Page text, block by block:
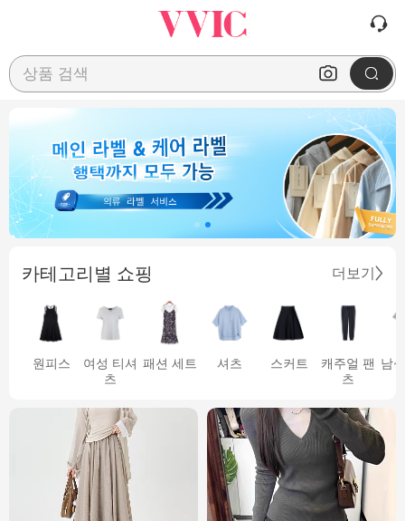
상품 검색
카테고리별 쇼핑 더보기
원피스
여성 티셔
츠
패션 세트 셔츠 스커트
캐주얼 팬
츠
남